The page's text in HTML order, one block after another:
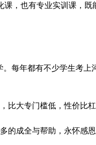
，也有专业实训课，既
每年都有不少学生考上
大专门槛低，性价比杠
成全与帮助，永怀感恩